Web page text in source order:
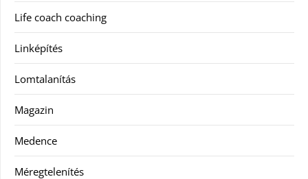
Life coach coaching
Linképítés
Lomtalanítás
Magazin
Medence
Méregtelenítés